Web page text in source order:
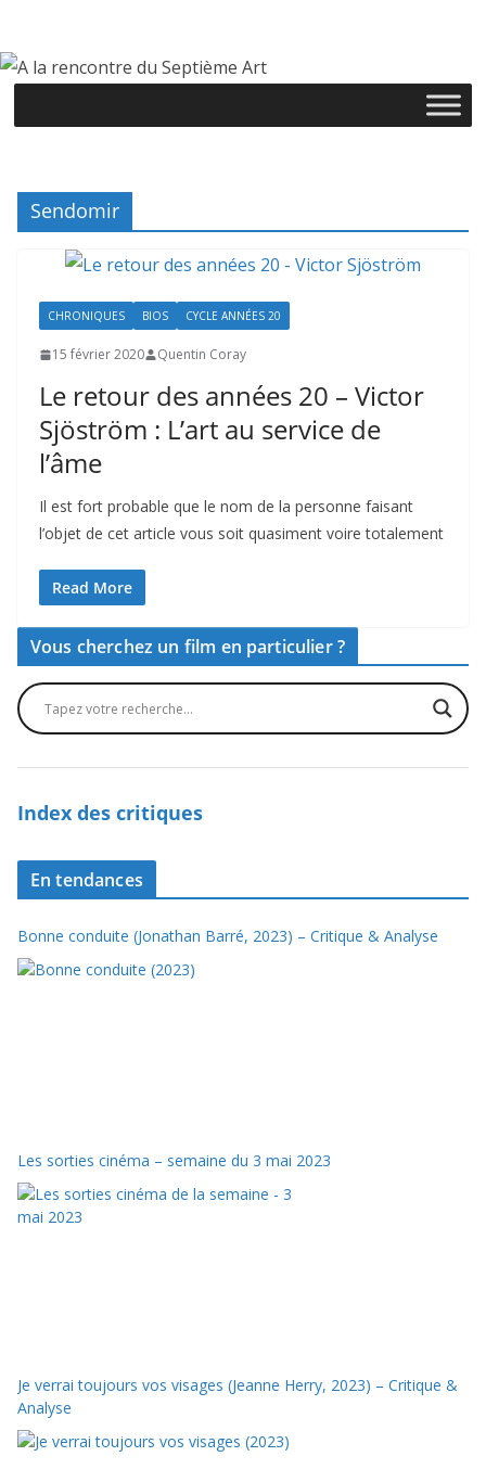
contenu
Sendomir
CHRONIQUES BIOS CYCLE ANNÉES 20
15 février 2020 Quentin Coray
Le retour des années 20 – Victor
Sjöström : L’art au service de
l’âme
Il est fort probable que le nom de la personne faisant
l’objet de cet article vous soit quasiment voire totalement
Read More
Vous cherchez un film en particulier ?
Index des critiques
En tendances
Bonne conduite (Jonathan Barré, 2023) – Critique & Analyse
Les sorties cinéma – semaine du 3 mai 2023
Je verrai toujours vos visages (Jeanne Herry, 2023) – Critique &
Analyse